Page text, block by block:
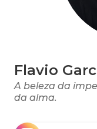
Flavio
A beleza da
da alma.